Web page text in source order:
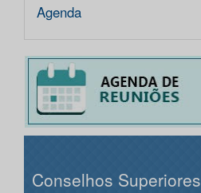
Agenda
Conselhos Superiores